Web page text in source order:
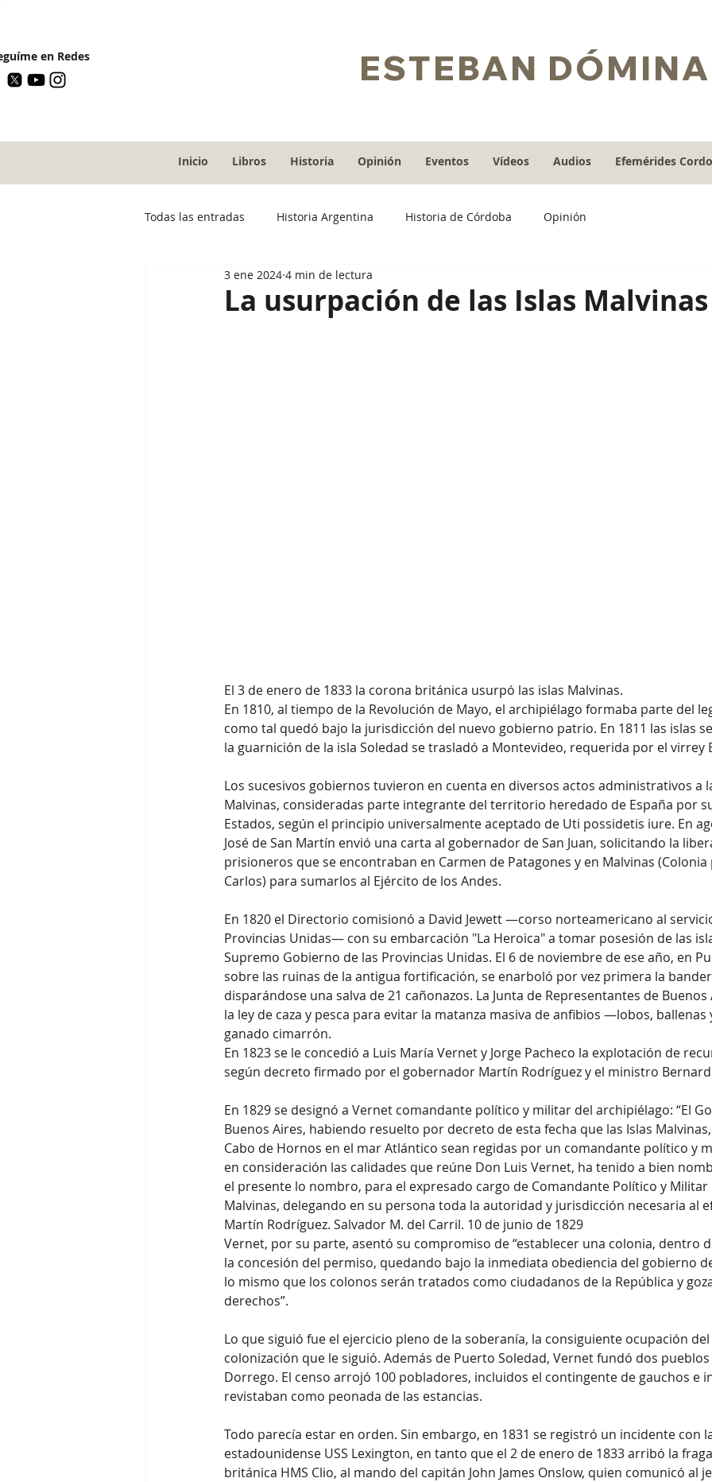
ESTEBAN DÓMINA
en Redes
Inicio Libros Historia Opinión Eventos Vídeos Audios Efemérides
Todas las entradas Historia Argentina Historia de Córdoba Opinión
La usurpación de las Islas Malvinas
3 ene 2024 4 min de lectura
El 3 de enero de 1833 la corona británica usurpó las islas Malvinas.
En 1810, al tiempo de la Revolución de Mayo, el archipiélago formaba parte del
como tal quedó bajo la jurisdicción del nuevo gobierno patrio. En 1811 las islas
la guarnición de la isla Soledad se trasladó a Montevideo, requerida por el virrey
Los sucesivos gobiernos tuvieron en cuenta en diversos actos administrativos a
Malvinas, consideradas parte integrante del territorio heredado de España por
Estados, según el principio universalmente aceptado de Uti possidetis iure. En
José de San Martín envió una carta al gobernador de San Juan, solicitando la
prisioneros que se encontraban en Carmen de Patagones y en Malvinas (Colonia
Carlos) para sumarlos al Ejército de los Andes.
En 1820 el Directorio comisionó a David Jewett —corso norteamericano al
Provincias Unidas— con su embarcación "La Heroica" a tomar posesión de las
Supremo Gobierno de las Provincias Unidas. El 6 de noviembre de ese año, en
sobre las ruinas de la antigua fortificación, se enarboló por vez primera la
disparándose una salva de 21 cañonazos. La Junta de Representantes de
la ley de caza y pesca para evitar la matanza masiva de anfibios —lobos,
ganado cimarrón.
En 1823 se le concedió a Luis María Vernet y Jorge Pacheco la explotación de
según decreto firmado por el gobernador Martín Rodríguez y el ministro
En 1829 se designó a Vernet comandante político y militar del archipiélago: “El
Buenos Aires, habiendo resuelto por decreto de esta fecha que las Islas
Cabo de Hornos en el mar Atlántico sean regidas por un comandante político y
en consideración las calidades que reúne Don Luis Vernet, ha tenido a bien
el presente lo nombro, para el expresado cargo de Comandante Político y Militar
Malvinas, delegando en su persona toda la autoridad y jurisdicción necesaria al
Martín Rodríguez. Salvador M. del Carril. 10 de junio de 1829
Vernet, por su parte, asentó su compromiso de “establecer una colonia, dentro
la concesión del permiso, quedando bajo la inmediata obediencia del gobierno
lo mismo que los colonos serán tratados como ciudadanos de la República y
derechos”.
Lo que siguió fue el ejercicio pleno de la soberanía, la consiguiente ocupación
colonización que le siguió. Además de Puerto Soledad, Vernet fundó dos pueblos
Dorrego. El censo arrojó 100 pobladores, incluidos el contingente de gauchos e
revistaban como peonada de las estancias.
Todo parecía estar en orden. Sin embargo, en 1831 se registró un incidente con
estadounidense USS Lexington, en tanto que el 2 de enero de 1833 arribó la
británica HMS Clio, al mando del capitán John James Onslow, quien comunicó al